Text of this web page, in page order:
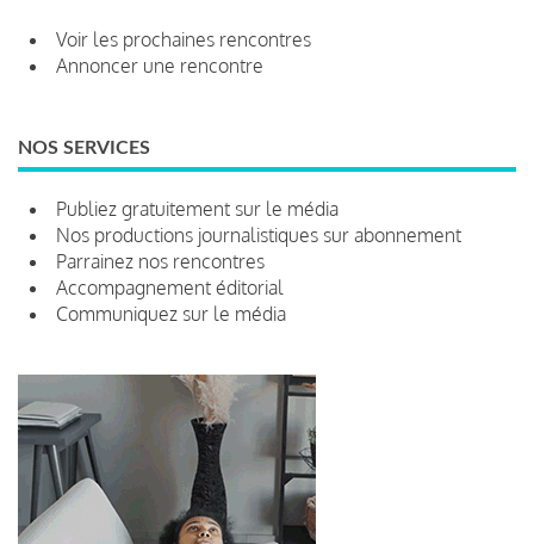
Voir les prochaines rencontres
Annoncer une rencontre
NOS SERVICES
Publiez gratuitement sur le média
Nos productions journalistiques sur abonnement
Parrainez nos rencontres
Accompagnement éditorial
Communiquez sur le média